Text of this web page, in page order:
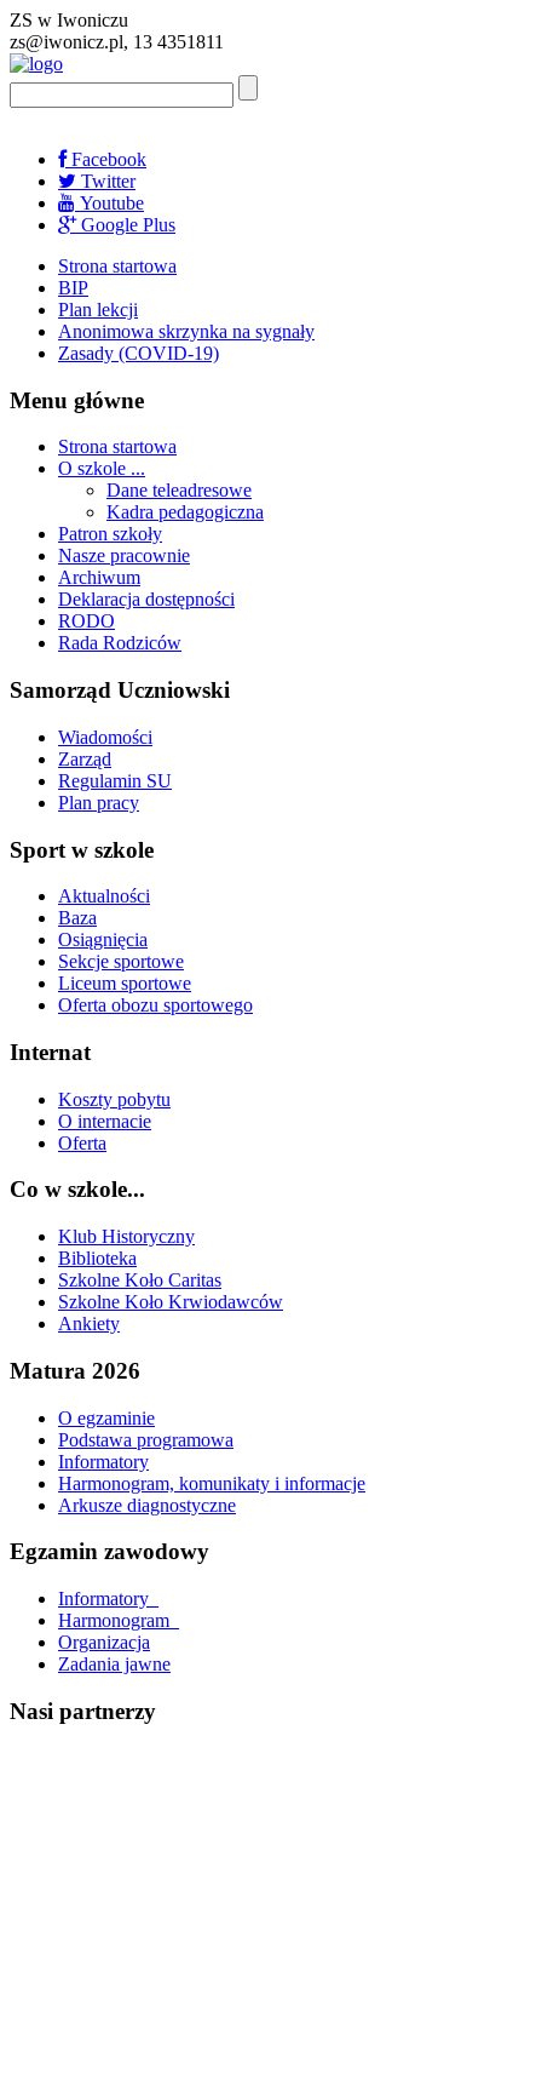
ZS w Iwoniczu
zs@iwonicz.pl, 13 4351811
Facebook
Twitter
Youtube
Google Plus
Strona startowa
BIP
Plan lekcji
Anonimowa skrzynka na sygnały
Zasady (COVID-19)
Menu główne
Strona startowa
O szkole ...
Dane teleadresowe
Kadra pedagogiczna
Patron szkoły
Nasze pracownie
Archiwum
Deklaracja dostępności
RODO
Rada Rodziców
Samorząd Uczniowski
Wiadomości
Zarząd
Regulamin SU
Plan pracy
Sport w szkole
Aktualności
Baza
Osiągnięcia
Sekcje sportowe
Liceum sportowe
Oferta obozu sportowego
Internat
Koszty pobytu
O internacie
Oferta
Co w szkole...
Klub Historyczny
Biblioteka
Szkolne Koło Caritas
Szkolne Koło Krwiodawców
Ankiety
Matura 2026
O egzaminie
Podstawa programowa
Informatory
Harmonogram, komunikaty i informacje
Arkusze diagnostyczne
Egzamin zawodowy
Informatory_
Harmonogram_
Organizacja
Zadania jawne
Nasi partnerzy